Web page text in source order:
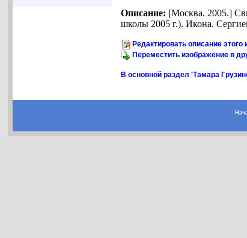
Описание: [Москва. 2005.]
школы 2005 г.). Икона.
Редактировать описание
Переместить изображение в
В основной раздел 'Тамара